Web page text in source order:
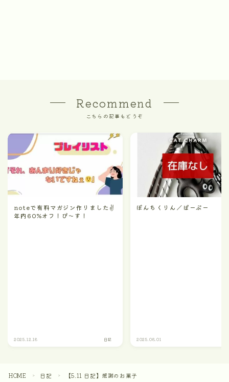
Recommend
こちらの記事もどうぞ
noteで有料マガジン作りました✌
年内60%オフ！ぴ〜す！
2025.12.18 日記
ぽんちくりん／ぱーぷー
2025.08.01
HOME ＞ 日記 ＞ 【5.11 日記】感謝のお菓子